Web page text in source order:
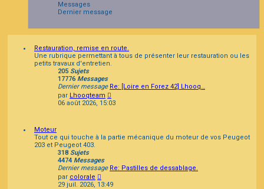
Messages
Dernier message
Restauration, remise en route.
Une rubrique permettant à tous de présenter leur restauration ou les
petits travaux d'entretien.
205 Sujets
17776 Messages
Dernier message Re: [Loire en Forez 42] Lhooq…
par Lhooqteam
le
06 août 2026, 15:03
Moteur
Tout ce qui touche à la partie mécanique du moteur de vos Peugeot
203 et Peugeot 403.
318 Sujets
4474 Messages
Dernier message Re: Pastilles de dessablage.
par colorale
le
29 juil. 2026, 13:49